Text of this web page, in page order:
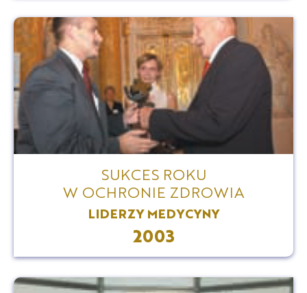
SUKCES ROKU
W OCHRONIE ZDROWIA
LIDERZY MEDYCYNY
2003